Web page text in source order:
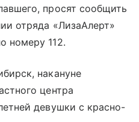
просят сообщить
отряда «ЛизаАлерт»
номеру 112.
накануне
центра
девушки с красно-